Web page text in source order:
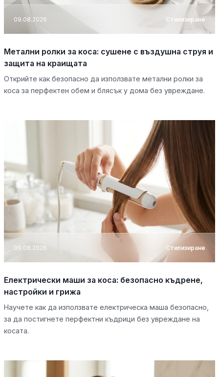
09.08.2026 Стилизиране
Метални ролки за коса: сушене с въздушна струя и
защита на краищата
Открийте как безопасно да използвате метални ролки за
коса за перфектен обем и блясък у дома без увреждане.
09.08.2026 Стилизиране
Електрически маши за коса: безопасно къдрене,
настройки и грижа
Научете как да използвате електрическа маша безопасно,
за да постигнете перфектни къдрици без увреждане на
косата.